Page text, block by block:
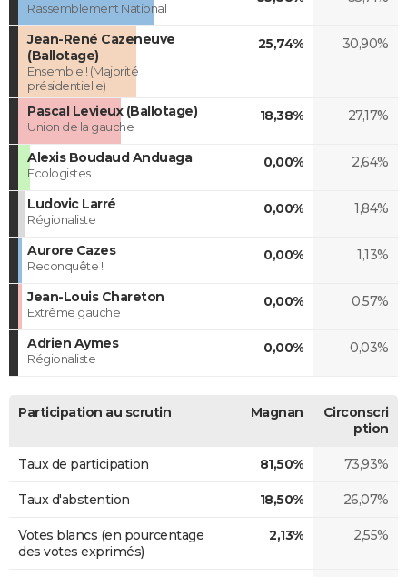
Rassemblement National
Jean-René Cazeneuve
(Ballotage)
Ensemble ! (Majorité
présidentielle)
25,74% 30,90%
Pascal Levieux (Ballotage)
Union de la gauche
18,38% 27,17%
Alexis Boudaud Anduaga
Ecologistes
0,00% 2,64%
Ludovic Larré
Régionaliste
0,00% 1,84%
Aurore Cazes
Reconquête !
0,00% 1,13%
Jean-Louis Chareton
Extrême gauche
0,00% 0,57%
Adrien Aymes
Régionaliste
0,00% 0,03%
Participation au scrutin Magnan
Circonscri
ption
Taux de participation 81,50% 73,93%
Taux d'abstention 18,50% 26,07%
Votes blancs (en pourcentage
des votes exprimés)
2,13% 2,55%